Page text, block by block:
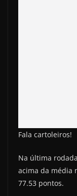
Fala cartoleiros!
Na última
acima da média
77.53 pontos.